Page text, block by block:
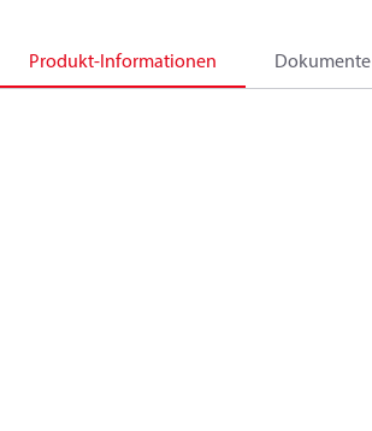
Produkt-Informationen Dokumente